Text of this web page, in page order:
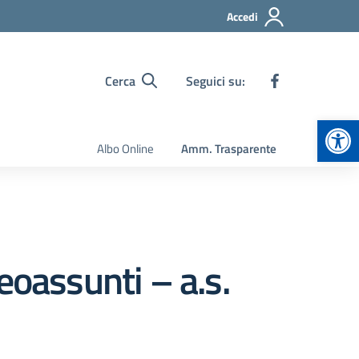
Accedi
Cerca Seguici su:
Albo Online Amm. Trasparente
– a.s.